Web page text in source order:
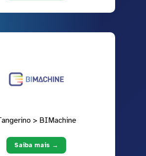
> BIMachine
Saiba mais →